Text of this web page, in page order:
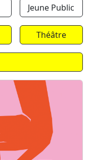
Jeune Public
Théâtre